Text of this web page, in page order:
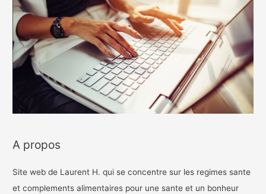
A propos
Site web de Laurent H. qui se concentre sur les regimes sante
et complements alimentaires pour une sante et un bonheur